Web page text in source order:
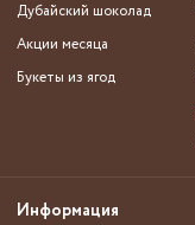
Дубайский шоколад
Акции месяца
Букеты из ягод
Информация